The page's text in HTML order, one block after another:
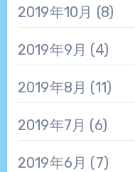
2019年10月 (8)
2019年9月 (4)
2019年8月 (11)
2019年7月 (6)
2019年6月 (7)